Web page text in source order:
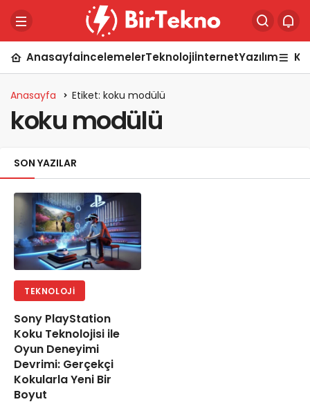
AnasayfaİncelemelerTeknolojiİnternetYazılım
Anasayfa Etiket: koku modülü
koku modülü
SON YAZILAR
TEKNOLOJI
Sony PlayStation
Koku Teknolojisi ile
Oyun Deneyimi
Devrimi: Gerçekçi
Kokularla Yeni Bir
Boyut